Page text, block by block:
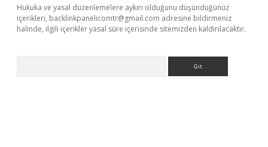
Hukuka ve yasal düzenlemelere aykırı olduğunu düşündüğünüz
içerikleri, backlinkpanelicomtr@gmail.com adresine bildirmeniz
halinde, ilgili içerikler yasal süre içerisinde sitemizden kaldırılacaktır.